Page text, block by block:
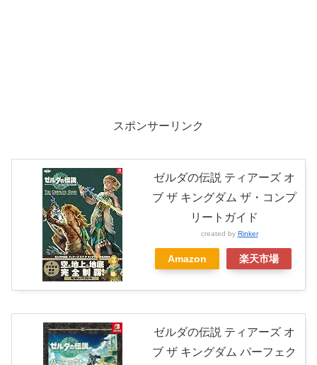
スポンサーリンク
ゼルダの伝説 ティアーズ オ
ブ ザ キングダム ザ・コンプ
リートガイド
created by Rinker
Amazon 楽天市場
ゼルダの伝説 ティアーズ オ
ブ ザ キングダム パーフェク